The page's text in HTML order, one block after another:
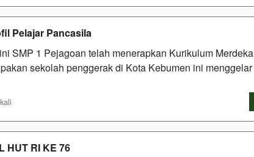
Pelajar Pancasila
SMP 1 Pejagoan telah menerapkan Kurikulum Merdeka
sekolah penggerak di Kota Kebumen ini menggelar
HUT RI KE 76